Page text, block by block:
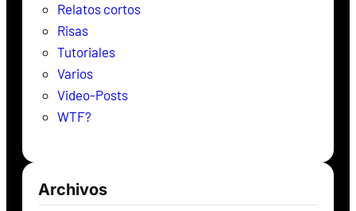
Relatos cortos
Risas
Tutoriales
Varios
Video-Posts
WTF?
Archivos